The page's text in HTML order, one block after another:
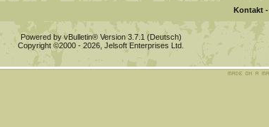
Kontakt-
Powered by vBulletin® Version 3.7.1 (Deutsch)
Copyright ©2000 - 2026, Jelsoft Enterprises Ltd.